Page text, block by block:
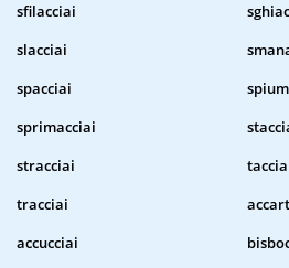
sfilacciai
slacciai
spacciai
sprimacciai
stracciai
tracciai
accucciai